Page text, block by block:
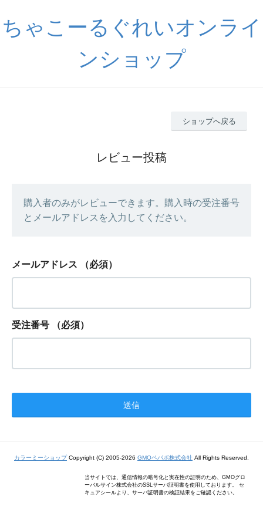
ちゃこーるぐれいオンライ
ンショップ
ショップへ戻る
レビュー投稿
購入者のみがレビューできます。購入時の受注番号
とメールアドレスを入力してください。
メールアドレス （必須）
受注番号 （必須）
カラーミーショップCopyright (C) 2005-2026 GMOペパボ株式会社 All Rights Reserved.
当サイトでは、通信情報の暗号化と実在性の証明のため、GMOグロ
ーバルサイン株式会社のSSLサーバ証明書を使用しております。 セ
キュアシールより、サーバ証明書の検証結果をご確認ください。